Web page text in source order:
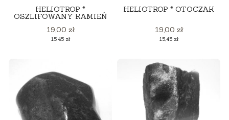
HELIOTROP *
OSZLIFOWANY KAMIEŃ
Cena
19,00 zł
Cena
15,45 zł
HELIOTROP * OTOCZAK
Cena
19,00 zł
Cena
15,45 zł